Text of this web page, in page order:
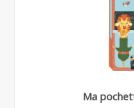
Ma